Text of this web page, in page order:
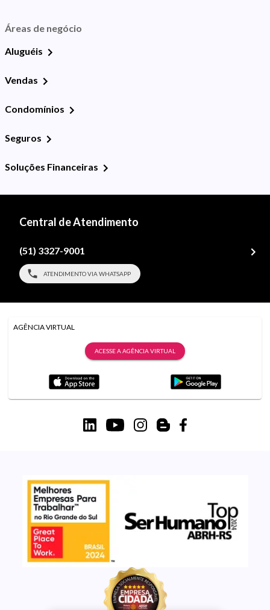
Áreas de negócio
Aluguéis
Vendas
Condomínios
Seguros
Soluções Financeiras
Central de Atendimento
(51) 3327-9001
ATENDIMENTO VIA WHATSAPP
AGÊNCIA VIRTUAL
ACESSE A AGÊNCIA VIRTUAL